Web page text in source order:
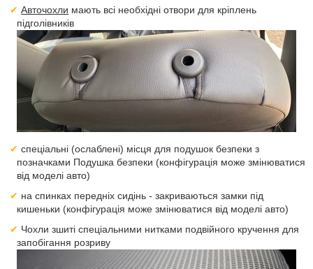
Авточохли мають всі необхідні отвори для кріплень
підголівників
спеціальні (ослаблені) місця для подушок безпеки з
позначками Подушка безпеки (конфігурація може змінюватися
від моделі авто)
на спинках передніх сидінь - закриваються замки під
кишеньки (конфігурація може змінюватися від моделі авто)
Чохли зшиті спеціальними нитками подвійного кручення для
запобігання розриву